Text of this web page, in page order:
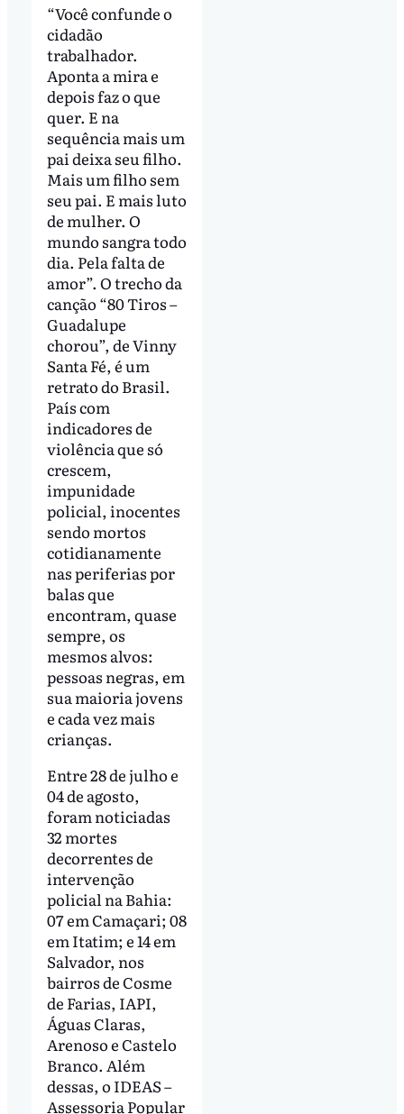
“Você confunde o
cidadão
trabalhador.
Aponta a mira e
depois faz o que
quer. E na
sequência mais um
pai deixa seu filho.
Mais um filho sem
seu pai. E mais luto
de mulher. O
mundo sangra todo
dia. Pela falta de
amor”. O trecho da
canção “80 Tiros –
Guadalupe
chorou”, de Vinny
Santa Fé, é um
retrato do Brasil.
País com
indicadores de
violência que só
crescem,
impunidade
policial, inocentes
sendo mortos
cotidianamente
nas periferias por
balas que
encontram, quase
sempre, os
mesmos alvos:
pessoas negras, em
sua maioria jovens
e cada vez mais
crianças.
Entre 28 de julho e
04 de agosto,
foram noticiadas
32 mortes
decorrentes de
intervenção
policial na Bahia:
07 em Camaçari; 08
em Itatim; e 14 em
Salvador, nos
bairros de Cosme
de Farias, IAPI,
Águas Claras,
Arenoso e Castelo
Branco. Além
dessas, o IDEAS –
Assessoria Popular